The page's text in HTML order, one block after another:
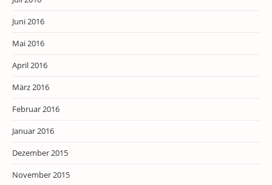
Juni 2016
Mai 2016
April 2016
März 2016
Februar 2016
Januar 2016
Dezember 2015
November 2015